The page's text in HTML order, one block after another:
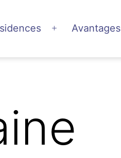
Ouvrir
Avantages